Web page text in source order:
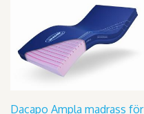
Dacapo Ampla madrass för